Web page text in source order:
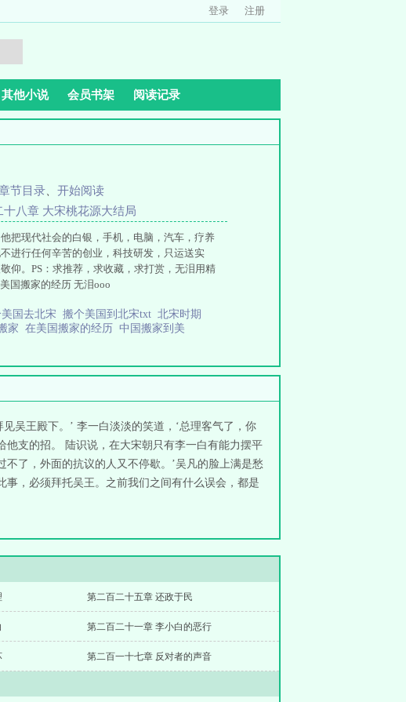
登录 注册
其他小说 会员书架 阅读记录
节目录
开始阅读
十八章 大宋桃花源大结局
把现代社会的白银，手机，电脑，汽车，疗养
进行任何辛苦的创业，科技研发，只运送实
仰。PS：求推荐，求收藏，求打赏，无泪用精
国搬家的经历 无泪ooo
国去北宋 搬个美国到北宋txt 北宋时期
家 在美国搬家的经历 中国搬家到美
吴王殿下。’ 李一白淡淡的笑道，‘总理客气了，你
支的招。 陆识说，在大宋朝只有李一白有能力摆平
了，外面的抗议的人又不停歇。’吴凡的脸上满是愁
事，必须拜托吴王。之前我们之间有什么误会，都是
第二百二十五章 还政于民
第二百二十一章 李小白的恶行
第二百一十七章 反对者的声音